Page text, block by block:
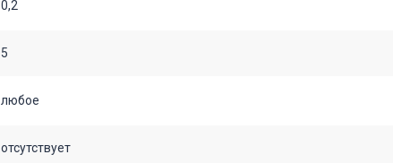
0,2
5
любое
отсутствует